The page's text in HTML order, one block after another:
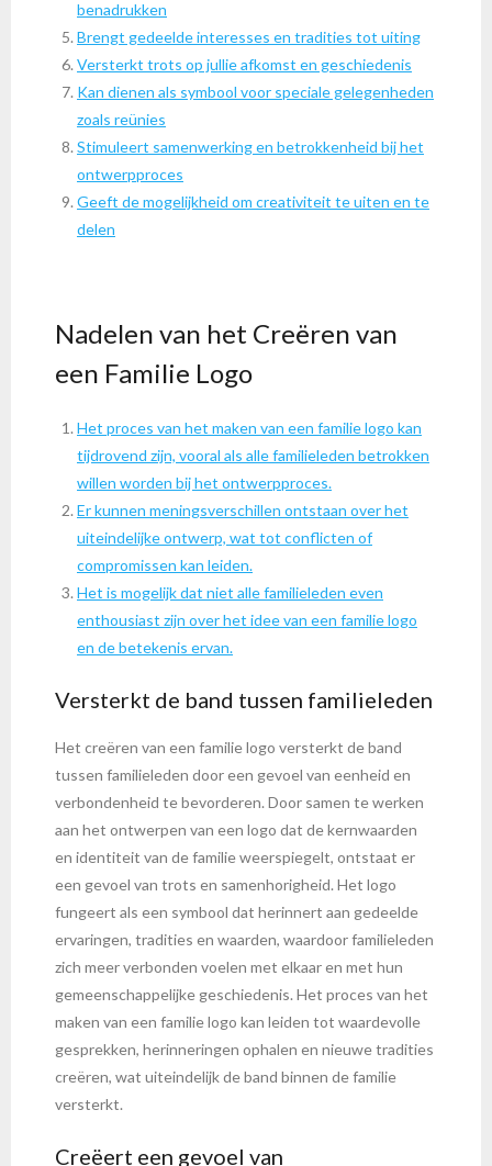
benadrukken
Brengt gedeelde interesses en tradities tot uiting
Versterkt trots op jullie afkomst en geschiedenis
Kan dienen als symbool voor speciale gelegenheden
zoals reünies
Stimuleert samenwerking en betrokkenheid bij het
ontwerpproces
Geeft de mogelijkheid om creativiteit te uiten en te
delen
Nadelen van het Creëren van
een Familie Logo
Het proces van het maken van een familie logo kan
tijdrovend zijn, vooral als alle familieleden betrokken
willen worden bij het ontwerpproces.
Er kunnen meningsverschillen ontstaan over het
uiteindelijke ontwerp, wat tot conflicten of
compromissen kan leiden.
Het is mogelijk dat niet alle familieleden even
enthousiast zijn over het idee van een familie logo
en de betekenis ervan.
Versterkt de band tussen familieleden
Het creëren van een familie logo versterkt de band
tussen familieleden door een gevoel van eenheid en
verbondenheid te bevorderen. Door samen te werken
aan het ontwerpen van een logo dat de kernwaarden
en identiteit van de familie weerspiegelt, ontstaat er
een gevoel van trots en samenhorigheid. Het logo
fungeert als een symbool dat herinnert aan gedeelde
ervaringen, tradities en waarden, waardoor familieleden
zich meer verbonden voelen met elkaar en met hun
gemeenschappelijke geschiedenis. Het proces van het
maken van een familie logo kan leiden tot waardevolle
gesprekken, herinneringen ophalen en nieuwe tradities
creëren, wat uiteindelijk de band binnen de familie
versterkt.
Creëert een gevoel van